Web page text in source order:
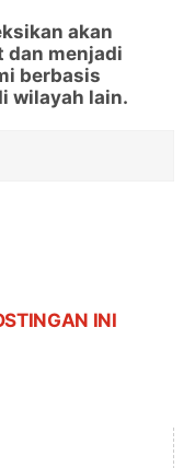
akan
dan menjadi
berbasis
wilayah lain.
INI